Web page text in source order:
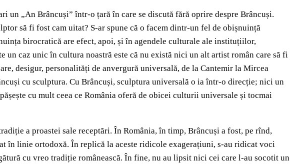
un „An Brâncuși” într-o țară în care se discută fără oprire despre Brâncuși.
să fi fost cam uitat? S-ar spune că o facem dintr-un fel de obișnuință
birocratică are efect, apoi, și în agendele culturale ale instituțiilor,
caz unic în cultura noastră este că nu există nici un alt artist român care să fi
desigur, personalități de anvergură universală, de la Cantemir la Mircea
cu sculptura. Cu Brâncuși, sculptura universală o ia într-o direcție; nici un
cu mult ceea ce România oferă de obicei culturii universale și tocmai
a proastei sale receptări. În România, în timp, Brâncuși a fost, pe rînd,
în linie ortodoxă. În replică la aceste ridicole exagerațiuni, s-au ridicat voci
cu vreo tradiție românească. În fine, nu au lipsit nici cei care l-au socotit un